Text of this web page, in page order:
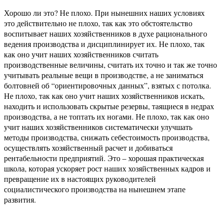
Хорошо ли это? Не плохо. При нынешних наших условиях
это действительно не плохо, так как это обстоятельство
воспитывает наших хозяйственников в духе рационального
ведения производства и дисциплинирует их. Не плохо, так
как оно учит наших хозяйственников считать
производственные величины, считать их точно и так же точно
учитывать реальные вещи в производстве, а не заниматься
болтовней об “ориентировочных данных”, взятых с потолка.
Не плохо, так как оно учит наших хозяйственников искать,
находить и использовать скрытые резервы, таящиеся в недрах
производства, а не топтать их ногами. Не плохо, так как оно
учит наших хозяйственников систематически улучшать
методы производства, снижать себестоимость производства,
осуществлять хозяйственный расчет и добиваться
рентабельности предприятий. Это – хорошая практическая
школа, которая ускоряет рост наших хозяйственных кадров и
превращение их в настоящих руководителей
социалистического производства на нынешнем этапе
развития.